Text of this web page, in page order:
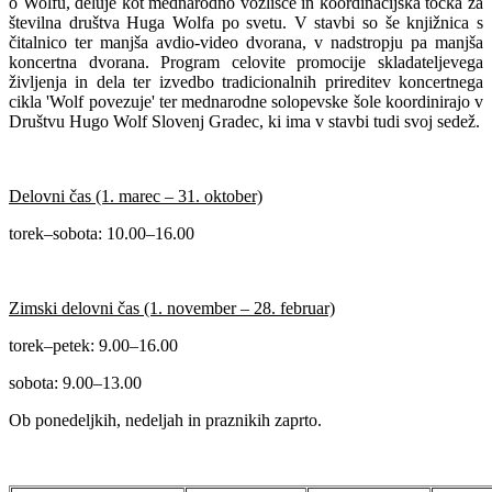
številna društva Huga Wolfa po svetu. V stavbi so še knjižnica s
čitalnico ter manjša avdio-video dvorana, v nadstropju pa manjša
koncertna dvorana. Program celovite promocije skladateljevega
življenja in dela ter izvedbo tradicionalnih prireditev koncertnega
cikla 'Wolf povezuje' ter mednarodne solopevske šole koordinirajo v
Društvu Hugo Wolf Slovenj Gradec, ki ima v stavbi tudi svoj sedež.
Delovni čas (1. marec – 31. oktober)
torek–sobota: 10.00–16.00
Zimski delovni čas (1. november – 28. februar)
torek–petek: 9.00–16.00
sobota: 9.00–13.00
Ob ponedeljkih, nedeljah in praznikih zaprto.